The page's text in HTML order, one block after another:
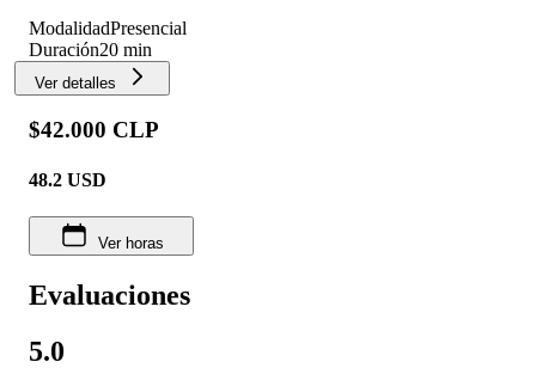
ModalidadPresencial
Duración20 min
Ver detalles
$42.000 CLP
48.2 USD
Ver horas
Evaluaciones
5.0